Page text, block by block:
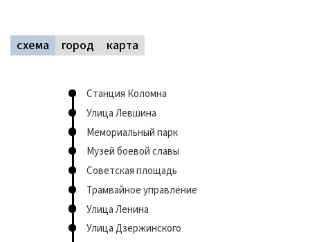
Станция Коломна
Улица Левшина
Мемориальный парк
Музей боевой славы
Советская площадь
Трамвайное управление
Улица Ленина
Улица Дзержинского
схема город карта